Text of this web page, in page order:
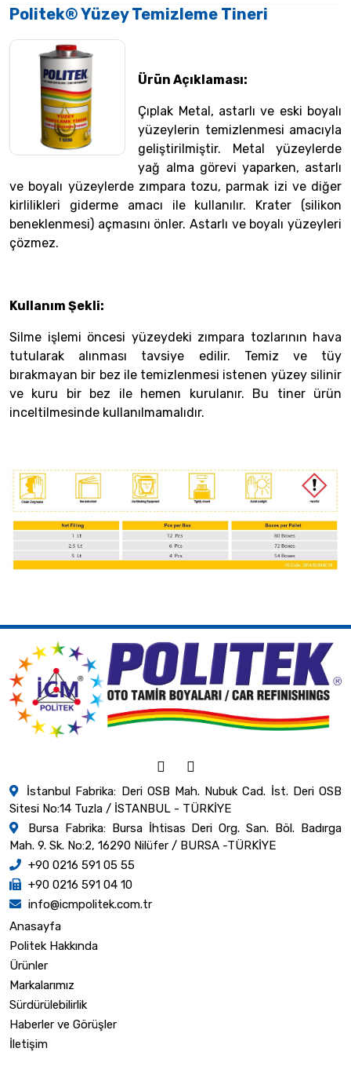
Politek® Yüzey Temizleme Tineri
Ürün Açıklaması:
Çıplak Metal, astarlı ve eski boyalı
yüzeylerin temizlenmesi amacıyla
geliştirilmiştir. Metal yüzeylerde
yağ alma görevi yaparken, astarlı
ve boyalı yüzeylerde zımpara tozu, parmak izi ve diğer
kirlilikleri giderme amacı ile kullanılır. Krater (silikon
beneklenmesi) açmasını önler. Astarlı ve boyalı yüzeyleri
çözmez.
Kullanım Şekli:
Silme işlemi öncesi yüzeydeki zımpara tozlarının hava
tutularak alınması tavsiye edilir. Temiz ve tüy
bırakmayan bir bez ile temizlenmesi istenen yüzey silinir
ve kuru bir bez ile hemen kurulanır. Bu tiner ürün
inceltilmesinde kullanılmamalıdır.
İstanbul Fabrika: Deri OSB Mah. Nubuk Cad. İst. Deri OSB
Sitesi No:14 Tuzla / İSTANBUL - TÜRKİYE
Bursa Fabrika: Bursa İhtisas Deri Org. San. Böl. Badırga
Mah. 9. Sk. No:2, 16290 Nilüfer / BURSA -TÜRKİYE
+90 0216 591 05 55
+90 0216 591 04 10
info@icmpolitek.com.tr
Anasayfa
Politek Hakkında
Ürünler
Markalarımız
Sürdürülebilirlik
Haberler ve Görüşler
İletişim